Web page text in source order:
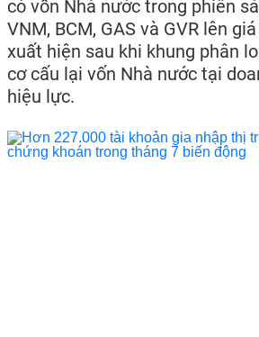
có vốn Nhà nước trong phiên
VNM, BCM, GAS và GVR lên
xuất hiện sau khi khung phân
cơ cấu lại vốn Nhà nước tại
hiệu lực.